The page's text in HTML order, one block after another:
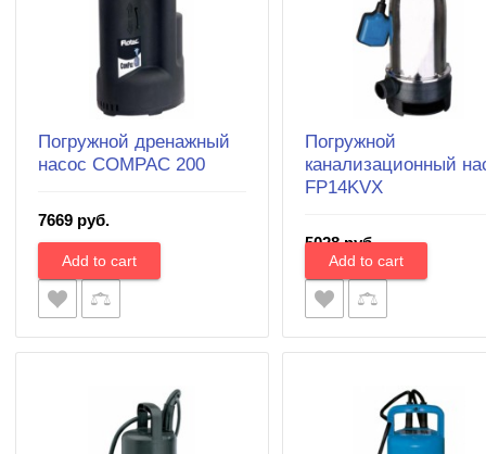
Погружной дренажный
насос COMPAC 200
7669 руб.
Погружной
канализационный
FP14KVX
5028 руб.